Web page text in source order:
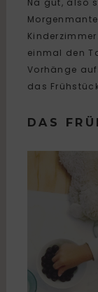
Na gut, also
einmal den
Vorhänge
das
DAS